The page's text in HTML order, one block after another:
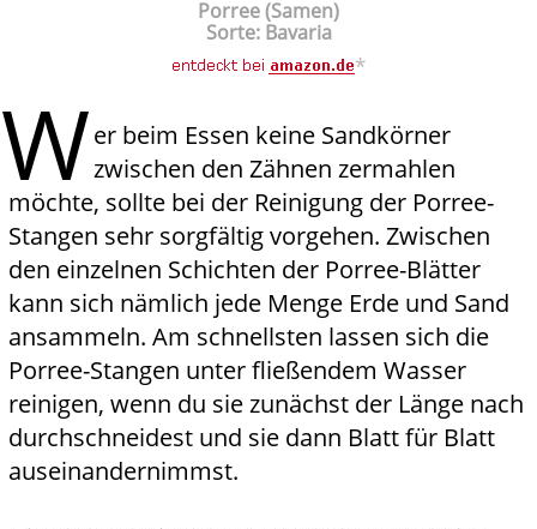
Porree (Samen)
Sorte: Bavaria
*
Wer beim Essen keine Sandkörner
zwischen den Zähnen zermahlen
möchte, sollte bei der Reinigung der Porree-
Stangen sehr sorgfältig vorgehen. Zwischen
den einzelnen Schichten der Porree-Blätter
kann sich nämlich jede Menge Erde und Sand
ansammeln. Am schnellsten lassen sich die
Porree-Stangen unter fließendem Wasser
reinigen, wenn du sie zunächst der Länge nach
durchschneidest und sie dann Blatt für Blatt
auseinandernimmst.